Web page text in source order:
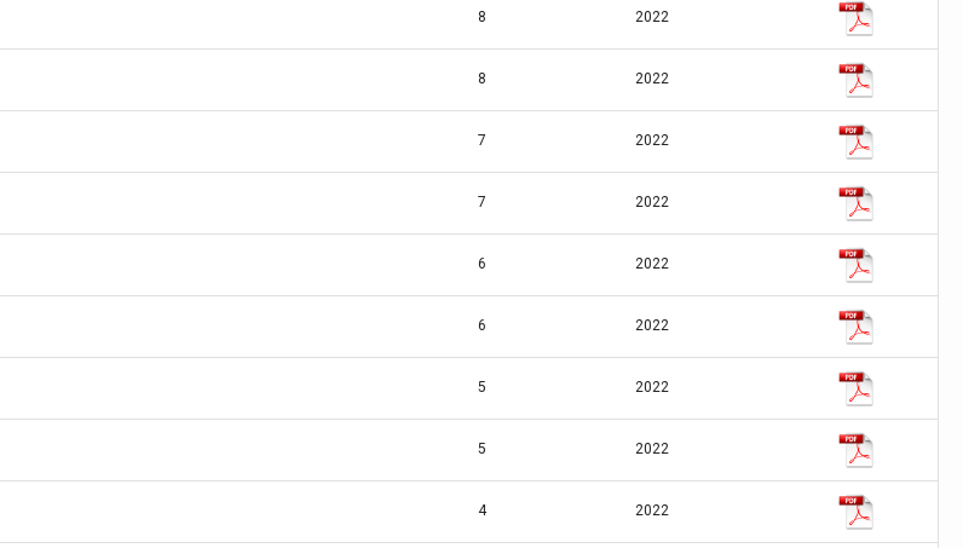
8 2022
8 2022
7 2022
7 2022
6 2022
6 2022
5 2022
5 2022
4 2022